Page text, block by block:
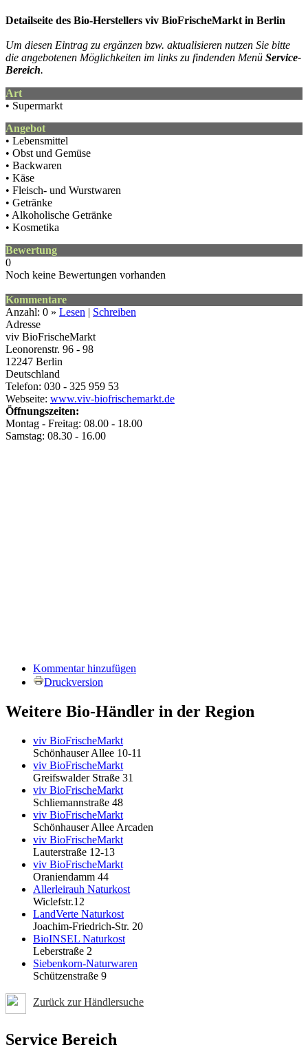
Detailseite des Bio-Herstellers viv BioFrischeMarkt in Berlin
Um diesen Eintrag zu ergänzen bzw. aktualisieren nutzen Sie bitte
die angebotenen Möglichkeiten im links zu findenden Menü Service-
Bereich.
Art
• Supermarkt
Angebot
• Lebensmittel
• Obst und Gemüse
• Backwaren
• Käse
• Fleisch- und Wurstwaren
• Getränke
• Alkoholische Getränke
• Kosmetika
Bewertung
0
Noch keine Bewertungen vorhanden
Kommentare
Anzahl: 0 » Lesen | Schreiben
Adresse
viv BioFrischeMarkt
Leonorenstr. 96 - 98
12247 Berlin
Deutschland
Telefon: 030 - 325 959 53
Webseite: www.viv-biofrischemarkt.de
Öffnungszeiten:
Montag - Freitag: 08.00 - 18.00
Samstag: 08.30 - 16.00
Kommentar hinzufügen
Druckversion
Weitere Bio-Händler in der Region
viv BioFrischeMarkt
Schönhauser Allee 10-11
viv BioFrischeMarkt
Greifswalder Straße 31
viv BioFrischeMarkt
Schliemannstraße 48
viv BioFrischeMarkt
Schönhauser Allee Arcaden
viv BioFrischeMarkt
Lauterstraße 12-13
viv BioFrischeMarkt
Oraniendamm 44
Allerleirauh Naturkost
Wiclefstr.12
LandVerte Naturkost
Joachim-Friedrich-Str. 20
BioINSEL Naturkost
Leberstraße 2
Siebenkorn-Naturwaren
Schützenstraße 9
Zurück zur Händlersuche
Service Bereich